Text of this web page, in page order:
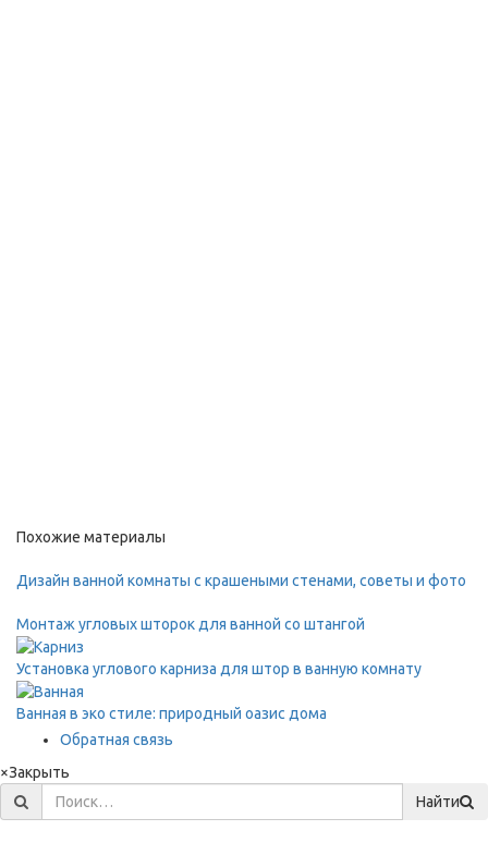
Похожие материалы
Дизайн ванной комнаты с крашеными стенами, советы и фото
Монтаж угловых шторок для ванной со штангой
Установка углового карниза для штор в ванную комнату
Ванная в эко стиле: природный оазис дома
Обратная связь
×Закрыть
Найти